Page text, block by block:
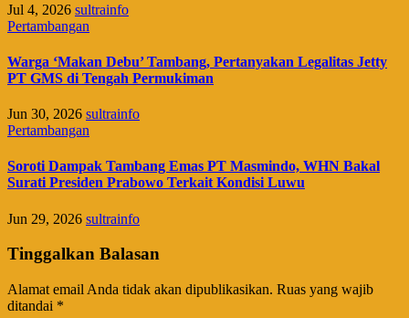
Jul 4, 2026 sultrainfo
Pertambangan
Warga ‘Makan Debu’ Tambang, Pertanyakan Legalitas Jetty
PT GMS di Tengah Permukiman
Jun 30, 2026 sultrainfo
Pertambangan
​Soroti Dampak Tambang Emas PT Masmindo, WHN Bakal
Surati Presiden Prabowo Terkait Kondisi Luwu
Jun 29, 2026 sultrainfo
Tinggalkan Balasan
Alamat email Anda tidak akan dipublikasikan. Ruas yang wajib
ditandai *